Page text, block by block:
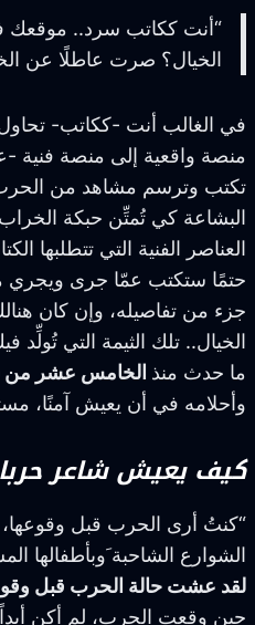
“أنت ككاتب سرد.. موقعك
الخيال؟ صرت عاطلًا عن
في الغالب أنت -ككاتب- تحاول
منصة واقعية إلى منصة فنية
تكتب وترسم مشاهد من الحرب
البشاعة كي تُمتِّن حبكة
العناصر الفنية التي تتطلبها
حتمًا ستكتب عمّا جرى ويجري
جزء من تفاصيله، وإن كان
الخيال.. تلك الثيمة التي
ما حدث منذ الخامس عشر من
وأحلامه في أن يعيش آمنًا،
كيف يعيش شاعر حربا
“كنتُ أرى الحرب قبل وقوعها،
الشوارع الشاحبة
لقد عشت حالة الحرب قبل
حين وقعتِ الحرب، لم أكن أبداً